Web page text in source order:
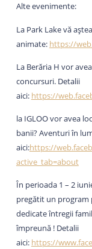
Alte evenimente:
La Park Lake vă
animate: https://
La Berăria H vor
concursuri. Detalii
aici: https://
la IGLOO vor avea
banii? Aventuri în
aici:https://
active_tab=about
În perioada 1 – 2
pregătit un program
dedicate întregii
împreună ! Detalii
aici: https://